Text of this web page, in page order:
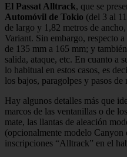
El Passat Alltrack, que se
Automóvil de Tokio (del 3 al
de largo y 1,82 metros de
Variant. Sin embargo, respecto
de 135 mm a 165 mm; y
salida, ataque, etc. En cuanto a
lo habitual en estos casos, es
los bajos, paragolpes y pasos de
Hay algunos detalles más que
marcos de las ventanillas o de
mate, las llantas de aleación
(opcionalmente modelo Canyon
inscripciones “Alltrack” en el